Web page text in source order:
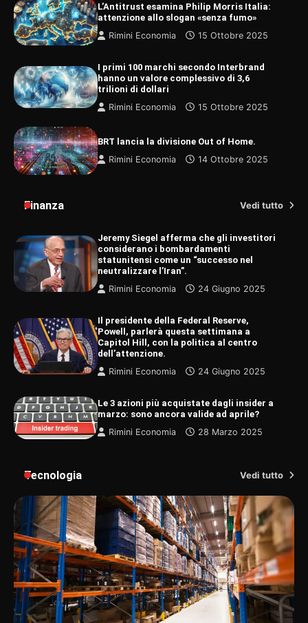
L’Antitrust esamina Philip Morris Italia:
attenzione allo slogan «senza fumo»
Rimini Economia
15 Ottobre 2025
I primi 100 marchi secondo Interbrand
hanno un valore complessivo di 3,6
trilioni di dollari
Rimini Economia
15 Ottobre 2025
BRT lancia la divisione Out of Home.
Rimini Economia
14 Ottobre 2025
Finanza Vedi tutto
Jeremy Siegel afferma che gli investitori
considerano i bombardamenti
statunitensi come un “successo nel
neutralizzare l’Iran”.
Rimini Economia
24 Giugno 2025
Il presidente della Federal Reserve,
Powell, parlerà questa settimana a
Capitol Hill, con la politica al centro
dell’attenzione.
Rimini Economia
24 Giugno 2025
Le 3 azioni più acquistate dagli insider a
marzo: sono ancora valide ad aprile?
Rimini Economia
28 Marzo 2025
Tecnologia Vedi tutto